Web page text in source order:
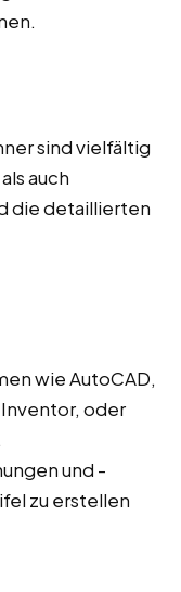
sind vielfältig
auch
die detaillierten
wie AutoCAD,
oder
und -
zu erstellen